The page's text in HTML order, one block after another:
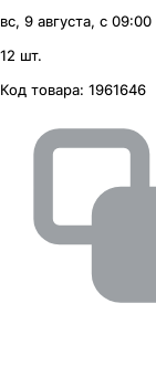
вс, 9 августа, с 09:00
12 шт.
Код товара: 1961646